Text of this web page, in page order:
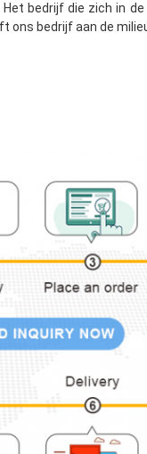
bedrijf die zich in
ons bedrijf aan de